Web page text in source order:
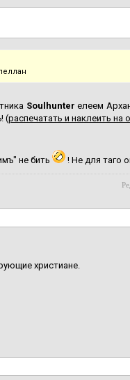
Soulhunter елеем
(распечатать и наклеить на
не бить ! Не для таго
христиане.